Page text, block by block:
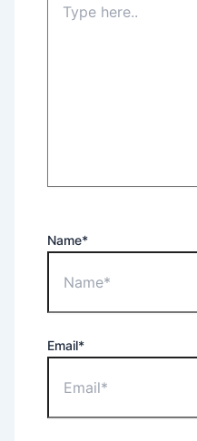
Name*
Email*